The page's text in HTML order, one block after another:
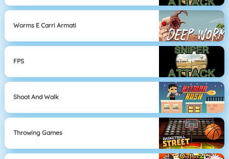
Worms E Carri Armati
FPS
Shoot And Walk
Throwing Games